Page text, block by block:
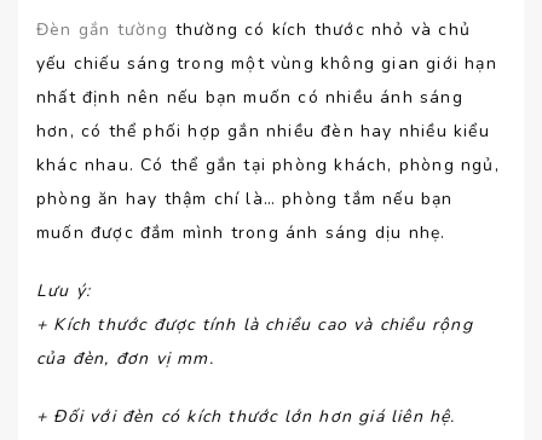
Đèn gắn tường thường có kích thước nhỏ và chủ
yếu chiếu sáng trong một vùng không gian giới hạn
nhất định nên nếu bạn muốn có nhiều ánh sáng
hơn, có thể phối hợp gắn nhiều đèn hay nhiều kiểu
khác nhau. Có thể gắn tại phòng khách, phòng ngủ,
phòng ăn hay thậm chí là… phòng tắm nếu bạn
muốn được đắm mình trong ánh sáng dịu nhẹ.
Lưu ý:
+ Kích thước được tính là chiều cao và chiều rộng
của đèn, đơn vị mm.
+ Đối với đèn có kích thước lớn hơn giá liên hệ.